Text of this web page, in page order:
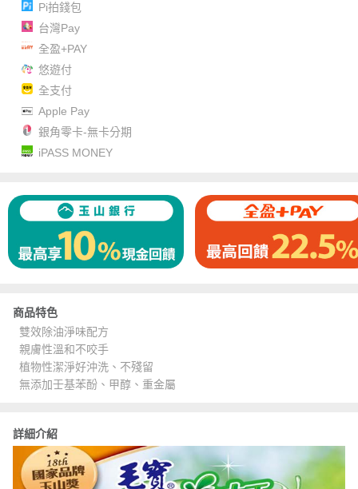
Pi拍錢包
台灣Pay
全盈+PAY
悠遊付
全支付
Apple Pay
銀角零卡-無卡分期
iPASS MONEY
商品特色
雙效除油淨味配方
親膚性溫和不咬手
植物性潔淨好沖洗、不殘留
無添加壬基苯酚、甲醇、重金屬
詳細介紹